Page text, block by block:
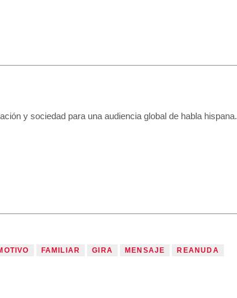
y sociedad para una audiencia global de habla hispana.
FAMILIAR GIRA MENSAJE REANUDA